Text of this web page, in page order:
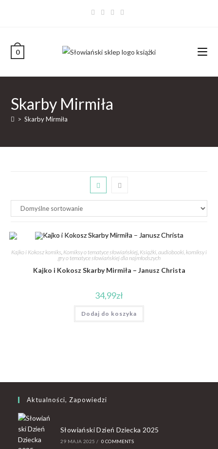
0
Skarby Mirmiła
> Skarby Mirmiła
Kajko i Kokosz komiks, Komiksy o tematyce słowiańskiej, Książki, audiobooki, komiksy i
gry o tematyce słowiańskiej dla najmłodszych
Kajko i Kokosz Skarby Mirmiła – Janusz Christa
34,99zł
Dodaj do koszyka
Aktualności, Zapowiedzi
Słowiański Dzień Dziecka 2025
29 MAJA 2025 / 0 COMMENTS